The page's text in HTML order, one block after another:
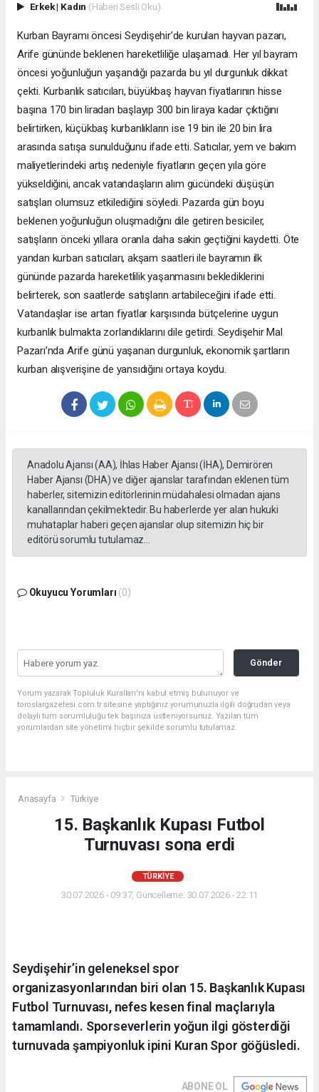
Erkek| Kadın (Haberi Sesli Oku)
Kurban Bayramı öncesi Seydişehir’de kurulan hayvan pazarı,
Arife gününde beklenen hareketliliğe ulaşamadı. Her yıl bayram
öncesi yoğunluğun yaşandığı pazarda bu yıl durgunluk dikkat
çekti. Kurbanlık satıcıları, büyükbaş hayvan fiyatlarının hisse
başına 170 bin liradan başlayıp 300 bin liraya kadar çıktığını
belirtirken, küçükbaş kurbanlıkların ise 19 bin ile 20 bin lira
arasında satışa sunulduğunu ifade etti. Satıcılar, yem ve bakım
maliyetlerindeki artış nedeniyle fiyatların geçen yıla göre
yükseldiğini, ancak vatandaşların alım gücündeki düşüşün
satışları olumsuz etkilediğini söyledi. Pazarda gün boyu
beklenen yoğunluğun oluşmadığını dile getiren besiciler,
satışların önceki yıllara oranla daha sakin geçtiğini kaydetti. Öte
yandan kurban satıcıları, akşam saatleri ile bayramın ilk
gününde pazarda hareketlilik yaşanmasını beklediklerini
belirterek, son saatlerde satışların artabileceğini ifade etti.
Vatandaşlar ise artan fiyatlar karşısında bütçelerine uygun
kurbanlık bulmakta zorlandıklarını dile getirdi. Seydişehir Mal
Pazarı’nda Arife günü yaşanan durgunluk, ekonomik şartların
kurban alışverişine de yansıdığını ortaya koydu.
Anadolu Ajansı (AA), İhlas Haber Ajansı (İHA), Demirören
Haber Ajansı (DHA) ve diğer ajanslar tarafından eklenen tüm
haberler, sitemizin editörlerinin müdahalesi olmadan ajans
kanallarından çekilmektedir. Bu haberlerde yer alan hukuki
muhataplar haberi geçen ajanslar olup sitemizin hiç bir
editörü sorumlu tutulamaz...
Okuyucu Yorumları (0)
Gönder
Yorum yazarak Topluluk Kuralları’nı kabul etmiş bulunuyor ve
toroslargazetesi.com.tr sitesine yaptığınız yorumunuzla ilgili doğrudan veya
dolaylı tüm sorumluluğu tek başınıza üstleniyorsunuz. Yazılan tüm
yorumlardan site yönetimi hiçbir şekilde sorumlu tutulamaz.
Anasayfa Türkiye
15. Başkanlık Kupası Futbol
Turnuvası sona erdi
TÜRKIYE
30.07.2026 - 09:37, Güncelleme: 30.07.2026 - 22:11
Seydişehir’in geleneksel spor
organizasyonlarından biri olan 15. Başkanlık Kupası
Futbol Turnuvası, nefes kesen final maçlarıyla
tamamlandı. Sporseverlerin yoğun ilgi gösterdiği
turnuvada şampiyonluk ipini Kuran Spor göğüsledi.
ABONE OL